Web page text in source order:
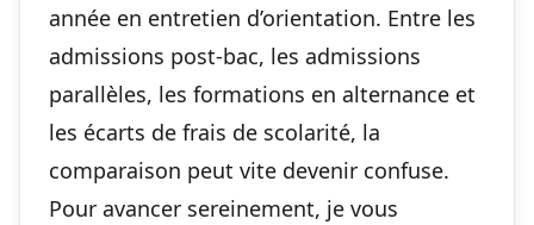
année en entretien d’orientation. Entre les
admissions post-bac, les admissions
parallèles, les formations en alternance et
les écarts de frais de scolarité, la
comparaison peut vite devenir confuse.
Pour avancer sereinement, je vous